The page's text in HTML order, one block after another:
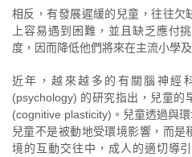
相反，有發展遲緩的兒童，往往欠
上容易遇到困難，並且缺乏應付
度，因而降低他們將來在主流小學
近年，越來越多的有關腦神經
(psychology) 的研究指出，兒童的
(cognitive plasticity)。兒童透過與
兒童不是被動地受環境影響，而是
境的互動交往中，成人的適切導